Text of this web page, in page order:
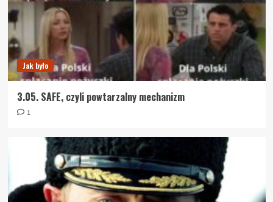
Jak było
3.05. SAFE, czyli powtarzalny mechanizm
1